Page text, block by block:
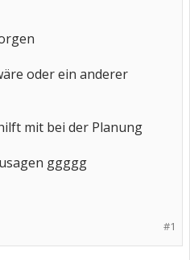
oder ein anderer
mit bei der Planung
ggggg
#1